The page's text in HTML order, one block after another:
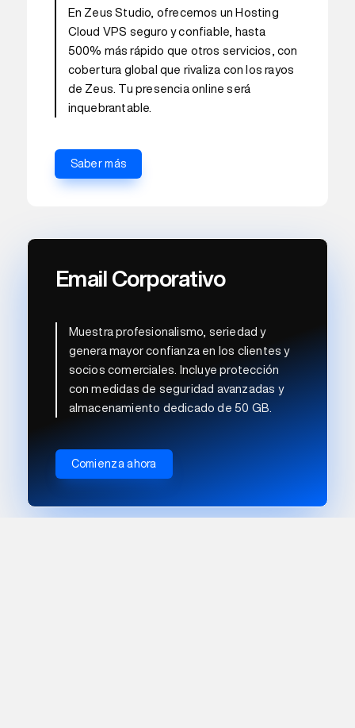
En Zeus Studio, ofrecemos un Hosting
Cloud VPS seguro y confiable, hasta
500% más rápido que otros servicios, con
cobertura global que rivaliza con los rayos
de Zeus. Tu presencia online será
inquebrantable.
Saber más
Email Corporativo
Muestra profesionalismo, seriedad y
genera mayor confianza en los clientes y
socios comerciales. Incluye protección
con medidas de seguridad avanzadas y
almacenamiento dedicado de 50 GB.
Comienza ahora